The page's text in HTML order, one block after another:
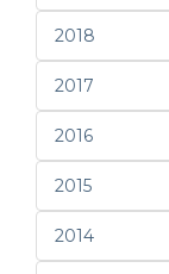
2018
2017
2016
2015
2014